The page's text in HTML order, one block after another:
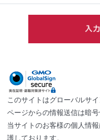
このサイトはグローバルサ
ページからの情報送信は暗
当サイトのお客様の個人情
護しております。